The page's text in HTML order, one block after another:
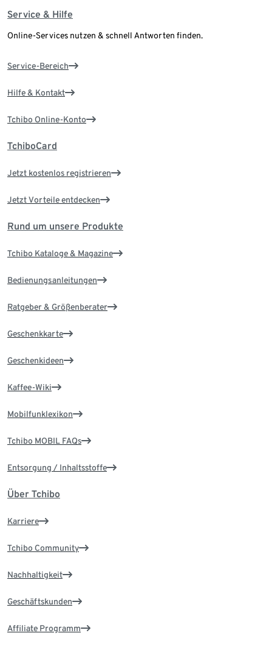
Service & Hilfe
Online-Services nutzen & schnell Antworten finden.
Service-Bereich
Hilfe & Kontakt
Tchibo Online-Konto
TchiboCard
Jetzt kostenlos registrieren
Jetzt Vorteile entdecken
Rund um unsere Produkte
Tchibo Kataloge & Magazine
Bedienungsanleitungen
Ratgeber & Größenberater
Geschenkkarte
Geschenkideen
Kaffee-Wiki
Mobilfunklexikon
Tchibo MOBIL FAQs
Entsorgung / Inhaltsstoffe
Über Tchibo
Karriere
Tchibo Community
Nachhaltigkeit
Geschäftskunden
Affiliate Programm